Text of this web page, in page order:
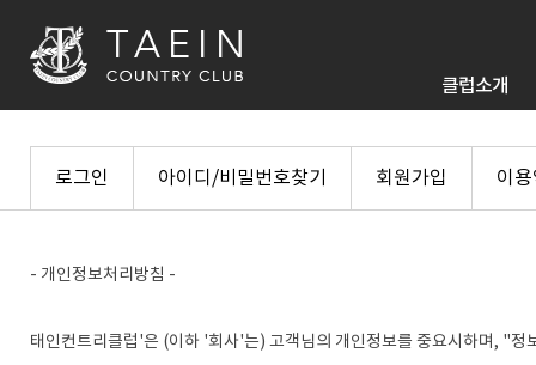
클럽소개
로그인 아이디/비밀번호찾기 회원가입 이
- 개인정보처리방침 -
태인컨트리클럽'은 (이하 '회사'는) 고객님의 개인정보를 중요시하며, "정